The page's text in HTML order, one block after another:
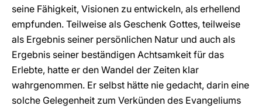
seine Fähigkeit, Visionen zu entwickeln, als erhellend
empfunden. Teilweise als Geschenk Gottes, teilweise
als Ergebnis seiner persönlichen Natur und auch als
Ergebnis seiner beständigen Achtsamkeit für das
Erlebte, hatte er den Wandel der Zeiten klar
wahrgenommen. Er selbst hätte nie gedacht, darin eine
solche Gelegenheit zum Verkünden des Evangeliums